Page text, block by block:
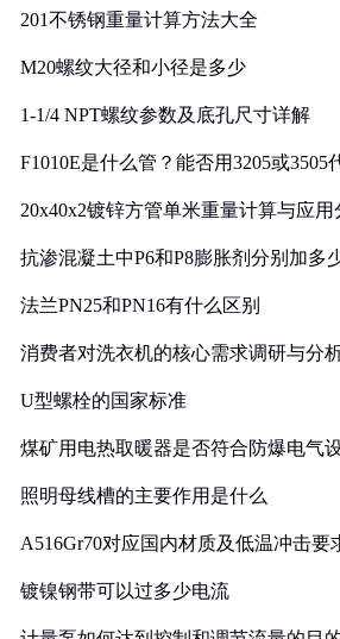
201不锈钢重量计算方法大全
M20螺纹大径和小径是多少
1-1/4 NPT螺纹参数及底孔尺寸详解
F1010E是什么管？能否用3205或3505
20x40x2镀锌方管单米重量计算与应用
抗渗混凝土中P6和P8膨胀剂分别加多
法兰PN25和PN16有什么区别
消费者对洗衣机的核心需求调研与分
U型螺栓的国家标准
煤矿用电热取暖器是否符合防爆电气
照明母线槽的主要作用是什么
A516Gr70对应国内材质及低温冲击要
镀镍钢带可以过多少电流